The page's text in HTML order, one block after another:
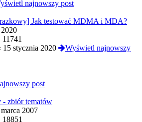
najnowszy post
Jak testować MDMA i MDA?
11741
15 stycznia 2020
Wyświetl najnowszy
post
- zbiór tematów
2007
18851